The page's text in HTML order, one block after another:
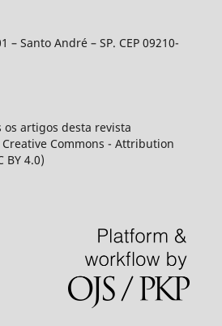
– Santo André – SP. CEP 09210-
os artigos desta revista
Commons - Attribution
BY 4.0)